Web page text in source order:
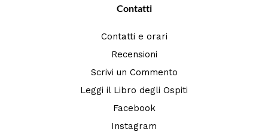
Contatti
Contatti e orari
Recensioni
Scrivi un Commento
Leggi il Libro degli Ospiti
Facebook
Instagram